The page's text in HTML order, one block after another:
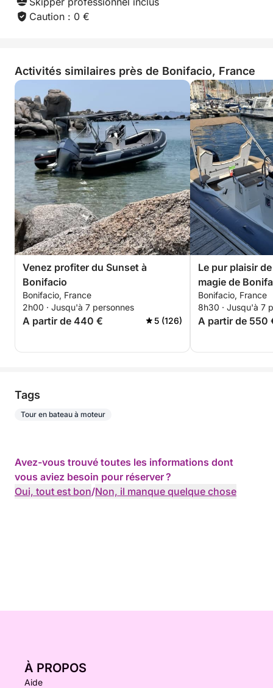
Caution : 0 €
Activités similaires près de Bonifacio, France
Venez profiter du Sunset à
Bonifacio
Bonifacio, France
2h00 · Jusqu'à 7 personnes
A partir de 440 € 5 (126)
Le pur plaisir
magie de
Bonifacio, France
8h30 · Jusqu'à 7
A partir de 550
Tags
Tour en bateau à moteur
Avez-vous trouvé toutes les informations dont
vous aviez besoin pour réserver ?
Oui, tout est bon/Non, il manque quelque chose
À PROPOS
Aide